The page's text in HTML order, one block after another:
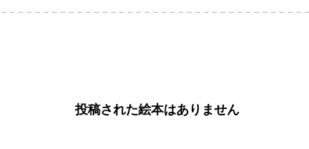
投稿された絵本はありません